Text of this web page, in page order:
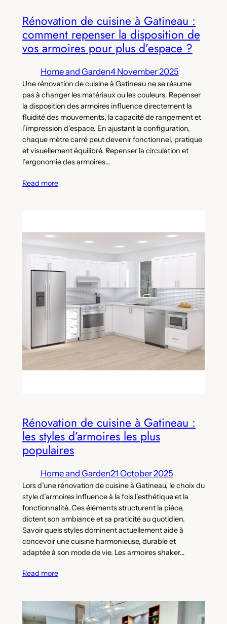
Rénovation de cuisine à Gatineau :
comment repenser la disposition de
vos armoires pour plus d’espace ?
Home and Garden4 November 2025
Une rénovation de cuisine à Gatineau ne se résume
pas à changer les matériaux ou les couleurs. Repenser
la disposition des armoires influence directement la
fluidité des mouvements, la capacité de rangement et
l’impression d’espace. En ajustant la configuration,
chaque mètre carré peut devenir fonctionnel, pratique
et visuellement équilibré. Repenser la circulation et
l’ergonomie des armoires…
Read more
Rénovation de cuisine à Gatineau :
les styles d’armoires les plus
populaires
Home and Garden21 October 2025
Lors d’une rénovation de cuisine à Gatineau, le choix du
style d’armoires influence à la fois l’esthétique et la
fonctionnalité. Ces éléments structurent la pièce,
dictent son ambiance et sa praticité au quotidien.
Savoir quels styles dominent actuellement aide à
concevoir une cuisine harmonieuse, durable et
adaptée à son mode de vie. Les armoires shaker…
Read more